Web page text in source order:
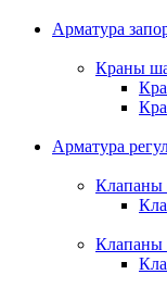
Арматура
Краны
Арматура
Клапаны
Клапаны